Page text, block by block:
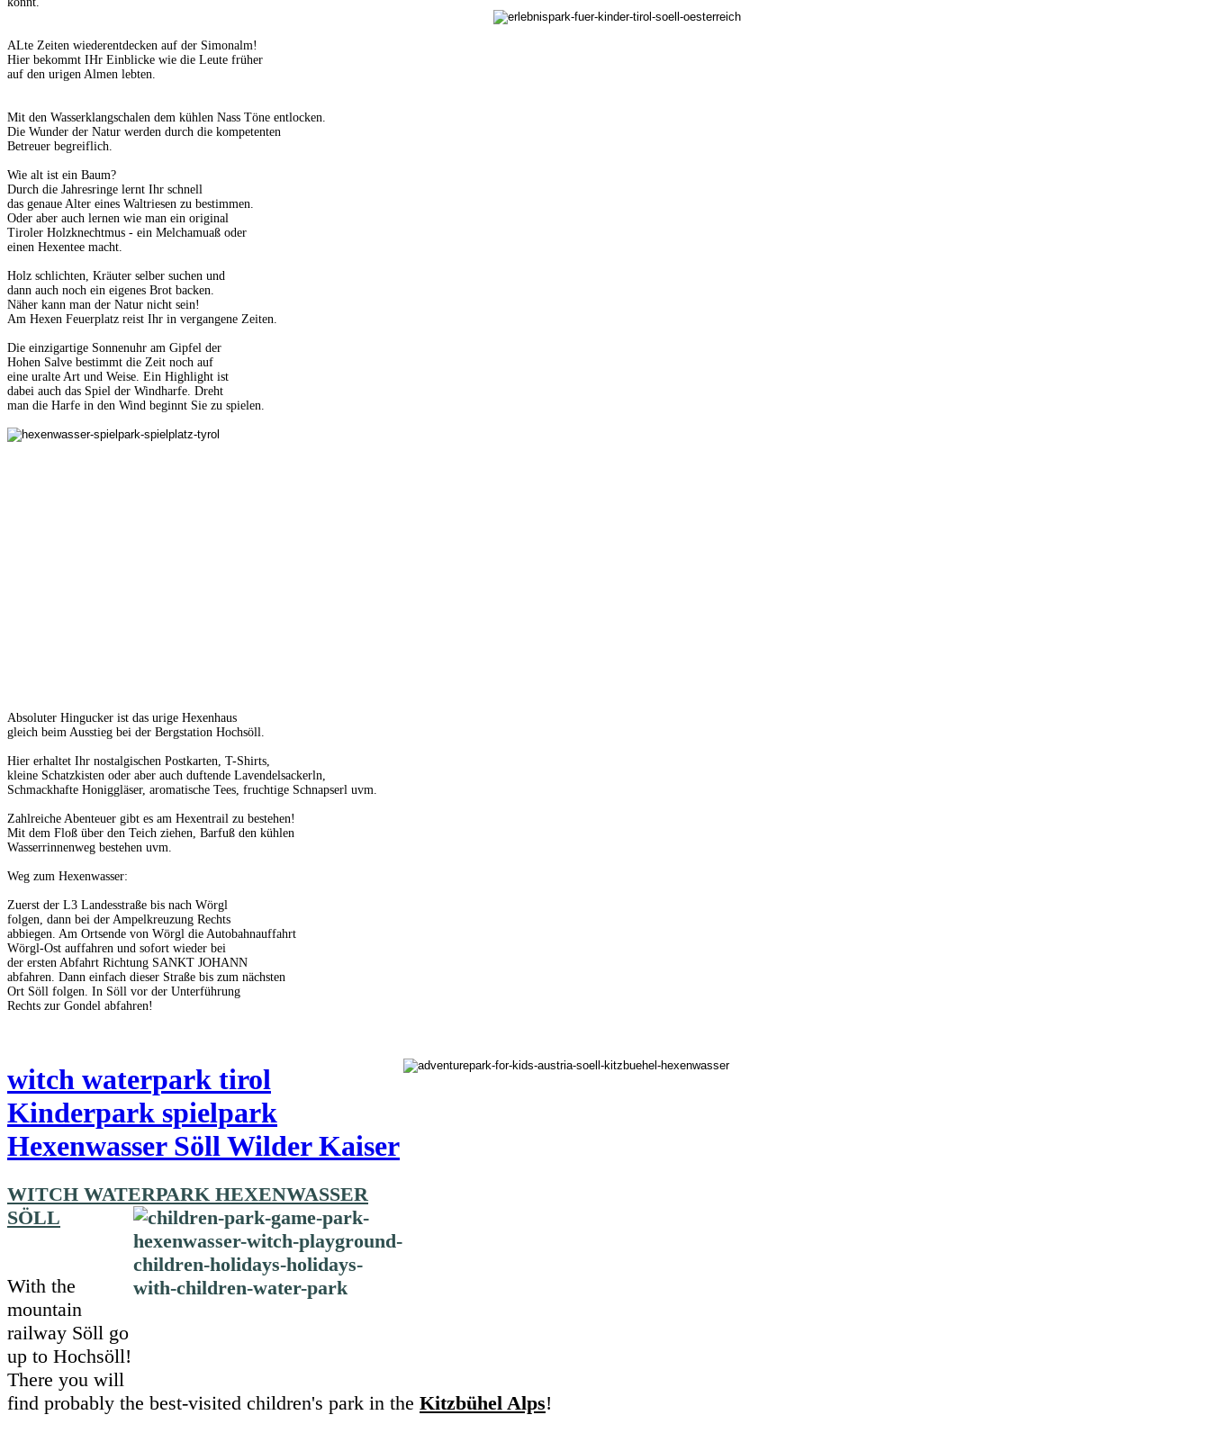
ALte Zeiten wiederentdecken auf der Simonalm!
Hier bekommt IHr Einblicke wie die Leute früher
auf den urigen Almen lebten.
Mit den Wasserklangschalen dem kühlen Nass Töne entlocken.
Die Wunder der Natur werden durch die kompetenten
Betreuer begreiflich.
Wie alt ist ein Baum?
Durch die Jahresringe lernt Ihr schnell
das genaue Alter eines Waltriesen zu bestimmen.
Oder aber auch lernen wie man ein original
Tiroler Holzknechtmus - ein Melchamuaß oder
einen Hexentee macht.
Holz schlichten, Kräuter selber suchen und
dann auch noch ein eigenes Brot backen.
Näher kann man der Natur nicht sein!
Am Hexen Feuerplatz reist Ihr in vergangene Zeiten.
Die einzigartige Sonnenuhr am Gipfel der
Hohen Salve bestimmt die Zeit noch auf
eine uralte Art und Weise. Ein Highlight ist
dabei auch das Spiel der Windharfe. Dreht
man die Harfe in den Wind beginnt Sie zu spielen.
Absoluter Hingucker ist das urige Hexenhaus
gleich beim Ausstieg bei der Bergstation Hochsöll.
Hier erhaltet Ihr nostalgischen Postkarten, T-Shirts,
kleine Schatzkisten oder aber auch duftende Lavendelsackerln,
Schmackhafte Honiggläser, aromatische Tees, fruchtige Schnapserl uvm.
Zahlreiche Abenteuer gibt es am Hexentrail zu bestehen!
Mit dem Floß über den Teich ziehen, Barfuß den kühlen
Wasserrinnenweg bestehen uvm.
Weg zum Hexenwasser:
Zuerst der L3 Landesstraße bis nach Wörgl
folgen, dann bei der Ampelkreuzung Rechts
abbiegen. Am Ortsende von Wörgl die Autobahnauffahrt
Wörgl-Ost auffahren und sofort wieder bei
der ersten Abfahrt Richtung SANKT JOHANN
abfahren. Dann einfach dieser Straße bis zum nächsten
Ort Söll folgen. In Söll vor der Unterführung
Rechts zur Gondel abfahren!
witch waterpark tirol
Kinderpark spielpark
Hexenwasser Söll Wilder Kaiser
WITCH WATERPARK HEXENWASSER
SÖLL
With the
mountain
railway Söll go
up to Hochsöll!
There you will
find probably the best-visited children's park in the Kitzbühel Alps!